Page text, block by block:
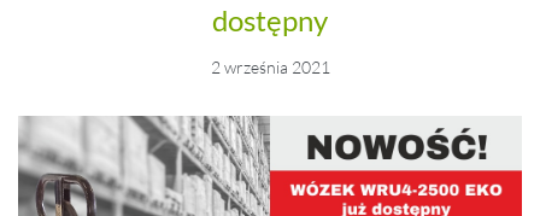
dostępny
2 września 2021